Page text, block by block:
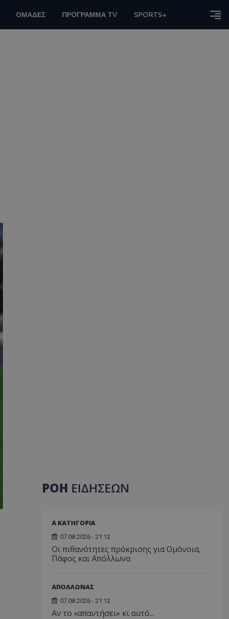
ΟΜΑΔΕΣ ΠΡΟΓΡΑΜΜΑ TV SPORTS+
ΡΟΗ ΕΙΔΗΣΕΩΝ
Α ΚΑΤΗΓΟΡΙΑ
07.08.2026 - 21:12
Οι πιθανότητες πρόκρισης για Ομόνοια,
Πάφος και Απόλλωνα
ΑΠΟΛΛΩΝΑΣ
07.08.2026 - 21:12
Αν το «απαντήσει» κι αυτό...